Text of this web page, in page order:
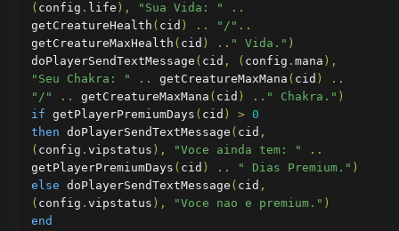
( config . life ), "Sua Vida: "
..
getCreatureHealth ( cid ) .. "/" ..
getCreatureMaxHealth ( cid ) .. " Vida." )
doPlayerSendTextMessage ( cid , ( config . mana ),
"Seu Chakra: "
.. getCreatureMaxMana ( cid )
..
"/"
.. getCreatureMaxMana ( cid ) .. " Chakra." )
if getPlayerPremiumDays ( cid ) >
0
then doPlayerSendTextMessage ( cid ,
( config . vipstatus ), "Voce ainda tem: "
..
getPlayerPremiumDays ( cid ) .. " Dias Premium." )
else doPlayerSendTextMessage ( cid ,
( config . vipstatus ), "Voce nao e premium." )
end